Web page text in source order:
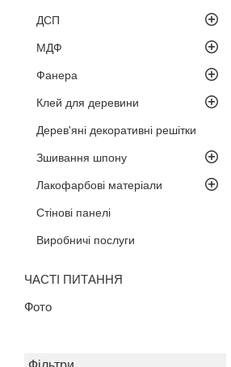
ДСП
МДФ
Фанера
Клей для деревини
Дерев'яні декоративні решітки
Зшивання шпону
Лакофарбові матеріали
Стінові панелі
Виробничі послуги
ЧАСТІ ПИТАННЯ
Фото